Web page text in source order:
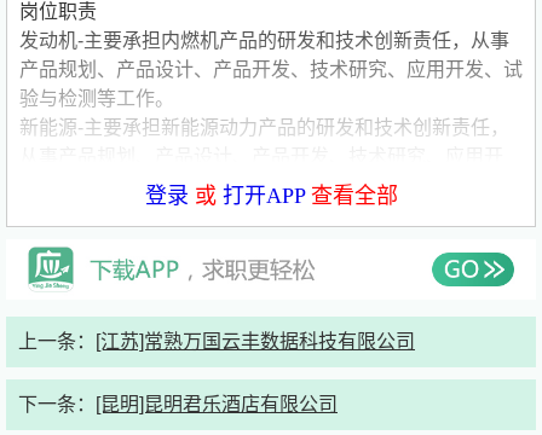
岗位职责
发动机-主要承担内燃机产品的研发和技术创新责任，从事
产品规划、产品设计、产品开发、技术研究、应用开发、试
验与检测等工作。
新能源-主要承担新能源动力产品的研发和技术创新责任，
发、试验与检测等工作。
通讯服务工具的研究和控制策略、HIL工程开发、测试等工
作。
研究、发动机先进技术研究、可靠性与共性技术研究、控制
测试、匹配等工作。
登录 或 打开APP查看全部
上一条： [江苏]常熟万国云丰数据科技有限公司
下一条： [昆明]昆明君乐酒店有限公司